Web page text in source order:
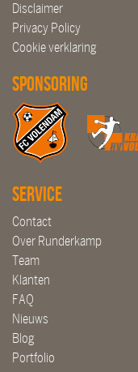
Disclaimer
Privacy Policy
Cookie verklaring
Sponsoring
Service
Contact
Over Runderkamp
Team
Klanten
FAQ
Nieuws
Blog
Portfolio